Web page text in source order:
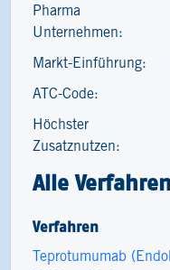
Pharma
Unternehmen:
Markt-Einführung:
ATC-Code:
Höchster
Zusatznutzen:
Alle
Verfahren
Teprotumumab